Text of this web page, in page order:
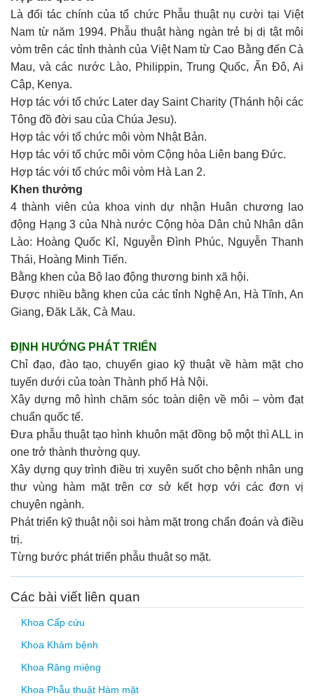
Là đối tác chính của tổ chức Phẫu thuật nụ cười tại Việt
Nam từ năm 1994. Phẫu thuật hàng ngàn trẻ bị dị tật môi
vòm trên các tỉnh thành của Việt Nam từ Cao Bằng đến Cà
Mau, và các nước Lào, Philippin, Trung Quốc, Ấn Đô, Ai
Cập, Kenya.
Hợp tác với tổ chức Later day Saint Charity (Thánh hội các
Tông đồ đời sau của Chúa Jesu).
Hợp tác với tổ chức môi vòm Nhật Bản.
Hợp tác với tổ chức môi vòm Cộng hòa Liên bang Đức.
Hợp tác với tổ chức môi vòm Hà Lan 2.
Khen thưởng
4 thành viên của khoa vinh dự nhận Huân chương lao
động Hạng 3 của Nhà nước Cộng hòa Dân chủ Nhân dân
Lào: Hoàng Quốc Kỉ, Nguyễn Đình Phúc, Nguyễn Thanh
Thái, Hoàng Minh Tiến.
Bằng khen của Bộ lao động thương binh xã hội.
Được nhiều bằng khen của các tỉnh Nghệ An, Hà Tĩnh, An
Giang, Đăk Lăk, Cà Mau.
ĐỊNH HƯỚNG PHÁT TRIỂN
Chỉ đạo, đào tạo, chuyển giao kỹ thuật về hàm mặt cho
tuyến dưới của toàn Thành phố Hà Nội.
Xây dựng mô hình chăm sóc toàn diện về môi – vòm đạt
chuẩn quốc tế.
Đưa phẫu thuật tạo hình khuôn mặt đồng bộ một thì ALL in
one trở thành thường quy.
Xây dựng quy trình điều trị xuyên suốt cho bệnh nhân ung
thư vùng hàm mặt trên cơ sở kết hợp với các đơn vị
chuyên ngành.
Phát triển kỹ thuật nội soi hàm mặt trong chẩn đoán và điều
trị.
Từng bước phát triển phẫu thuật sọ mặt.
Các bài viết liên quan
Khoa Cấp cứu
Khoa Khám bệnh
Khoa Răng miệng
Khoa Phẫu thuật Hàm mặt